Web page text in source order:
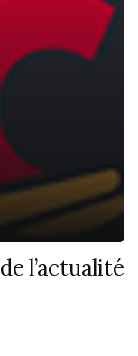
l’actualité